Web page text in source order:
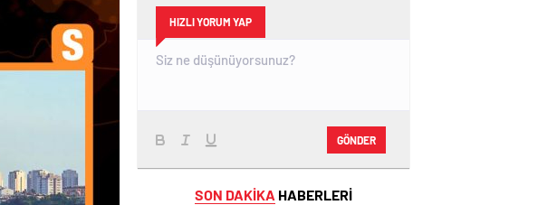
HIZLI YORUM YAP
GÖNDER
SON DAKİKA HABERLERİ